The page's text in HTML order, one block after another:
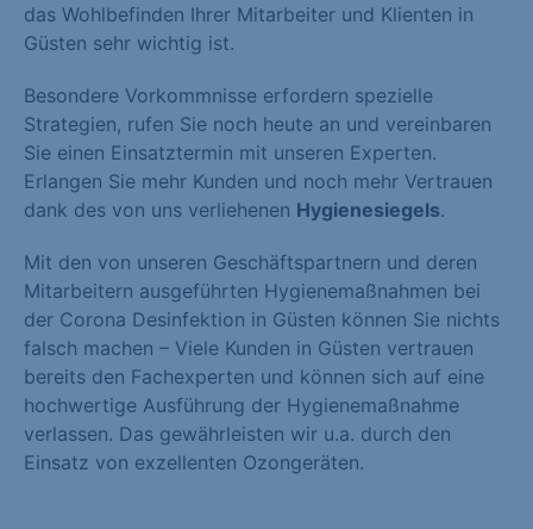
das Wohlbefinden Ihrer Mitarbeiter und Klienten in
Güsten sehr wichtig ist.
Besondere Vorkommnisse erfordern spezielle
Strategien, rufen Sie noch heute an und vereinbaren
Sie einen Einsatztermin mit unseren Experten.
Erlangen Sie mehr Kunden und noch mehr Vertrauen
dank des von uns verliehenen Hygienesiegels.
Mit den von unseren Geschäftspartnern und deren
Mitarbeitern ausgeführten Hygienemaßnahmen bei
der Corona Desinfektion in Güsten können Sie nichts
falsch machen – Viele Kunden in Güsten vertrauen
bereits den Fachexperten und können sich auf eine
hochwertige Ausführung der Hygienemaßnahme
verlassen. Das gewährleisten wir u.a. durch den
Einsatz von exzellenten Ozongeräten.